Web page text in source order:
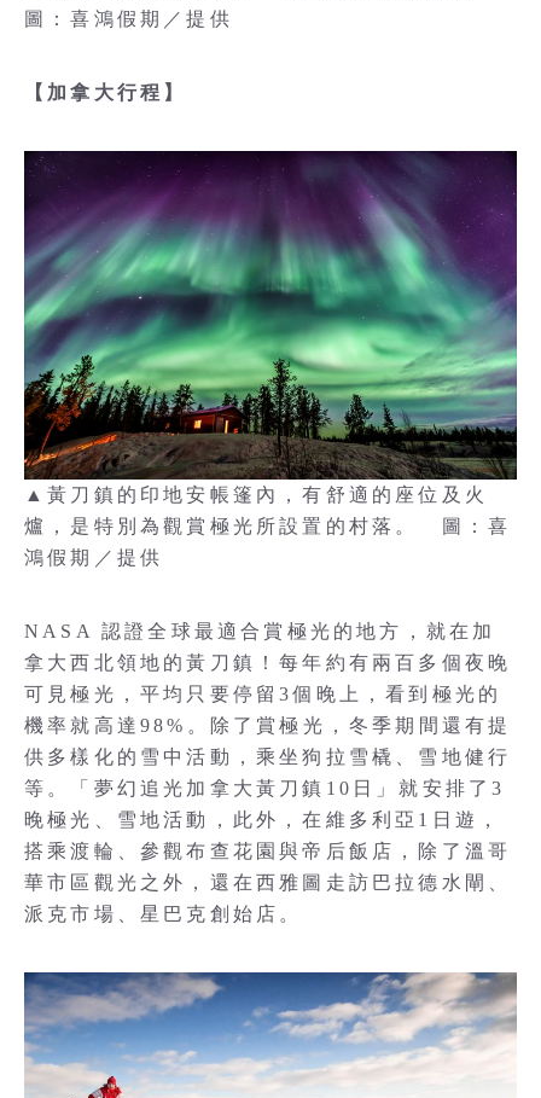
圖：喜鴻假期／提供
【加拿大行程】
▲黃刀鎮的印地安帳篷內，有舒適的座位及火
爐，是特別為觀賞極光所設置的村落。 圖：喜
鴻假期／提供
NASA 認證全球最適合賞極光的地方，就在加
拿大西北領地的黃刀鎮！每年約有兩百多個夜晚
可見極光，平均只要停留3個晚上，看到極光的
機率就高達98%。除了賞極光，冬季期間還有提
供多樣化的雪中活動，乘坐狗拉雪橇、雪地健行
等。「夢幻追光加拿大黃刀鎮10日」就安排了3
晚極光、雪地活動，此外，在維多利亞1日遊，
搭乘渡輪、參觀布查花園與帝后飯店，除了溫哥
華市區觀光之外，還在西雅圖走訪巴拉德水閘、
派克市場、星巴克創始店。